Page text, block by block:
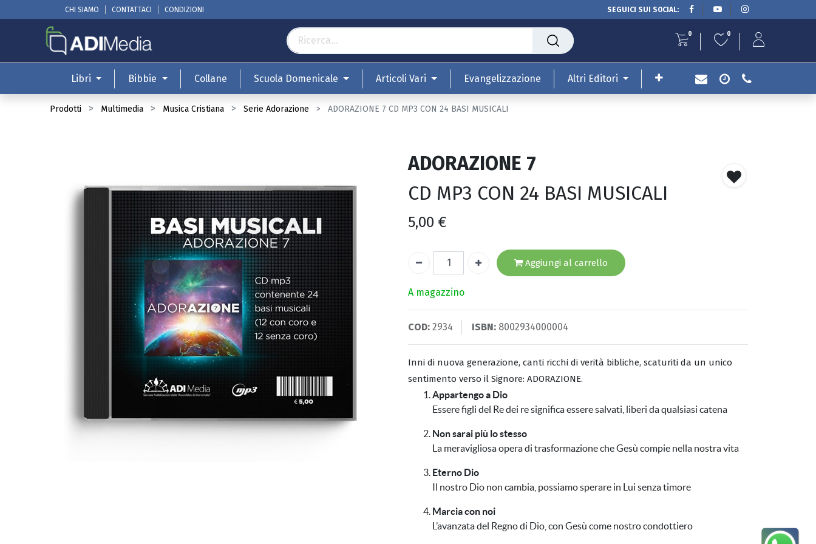
CHI SIAMO CONTATTACI CONDIZIONI SEGUICI SUI SOCIAL:
0 0
Libri Bibbie Collane Scuola Domenicale Articoli Vari Evangelizzazione Altri Editori
Prodotti Multimedia Musica Cristiana Serie Adorazione ADORAZIONE 7 CD MP3 CON 24 BASI MUSICALI
ADORAZIONE 7
CD MP3 CON 24 BASI MUSICALI
5,00 €
Aggiungi al carrello
A magazzino
COD: 2934 ISBN: 8002934000004
Inni di nuova generazione, canti ricchi di verità bibliche, scaturiti da un unico
sentimento verso il Signore: ADORAZIONE.
Appartengo a Dio
Essere figli del Re dei re significa essere salvati, liberi da qualsiasi catena
Non sarai più lo stesso
La meravigliosa opera di trasformazione che Gesù compie nella nostra vita
Eterno Dio
Il nostro Dio non cambia, possiamo sperare in Lui senza timore
Marcia con noi
L’avanzata del Regno di Dio, con Gesù come nostro condottiero